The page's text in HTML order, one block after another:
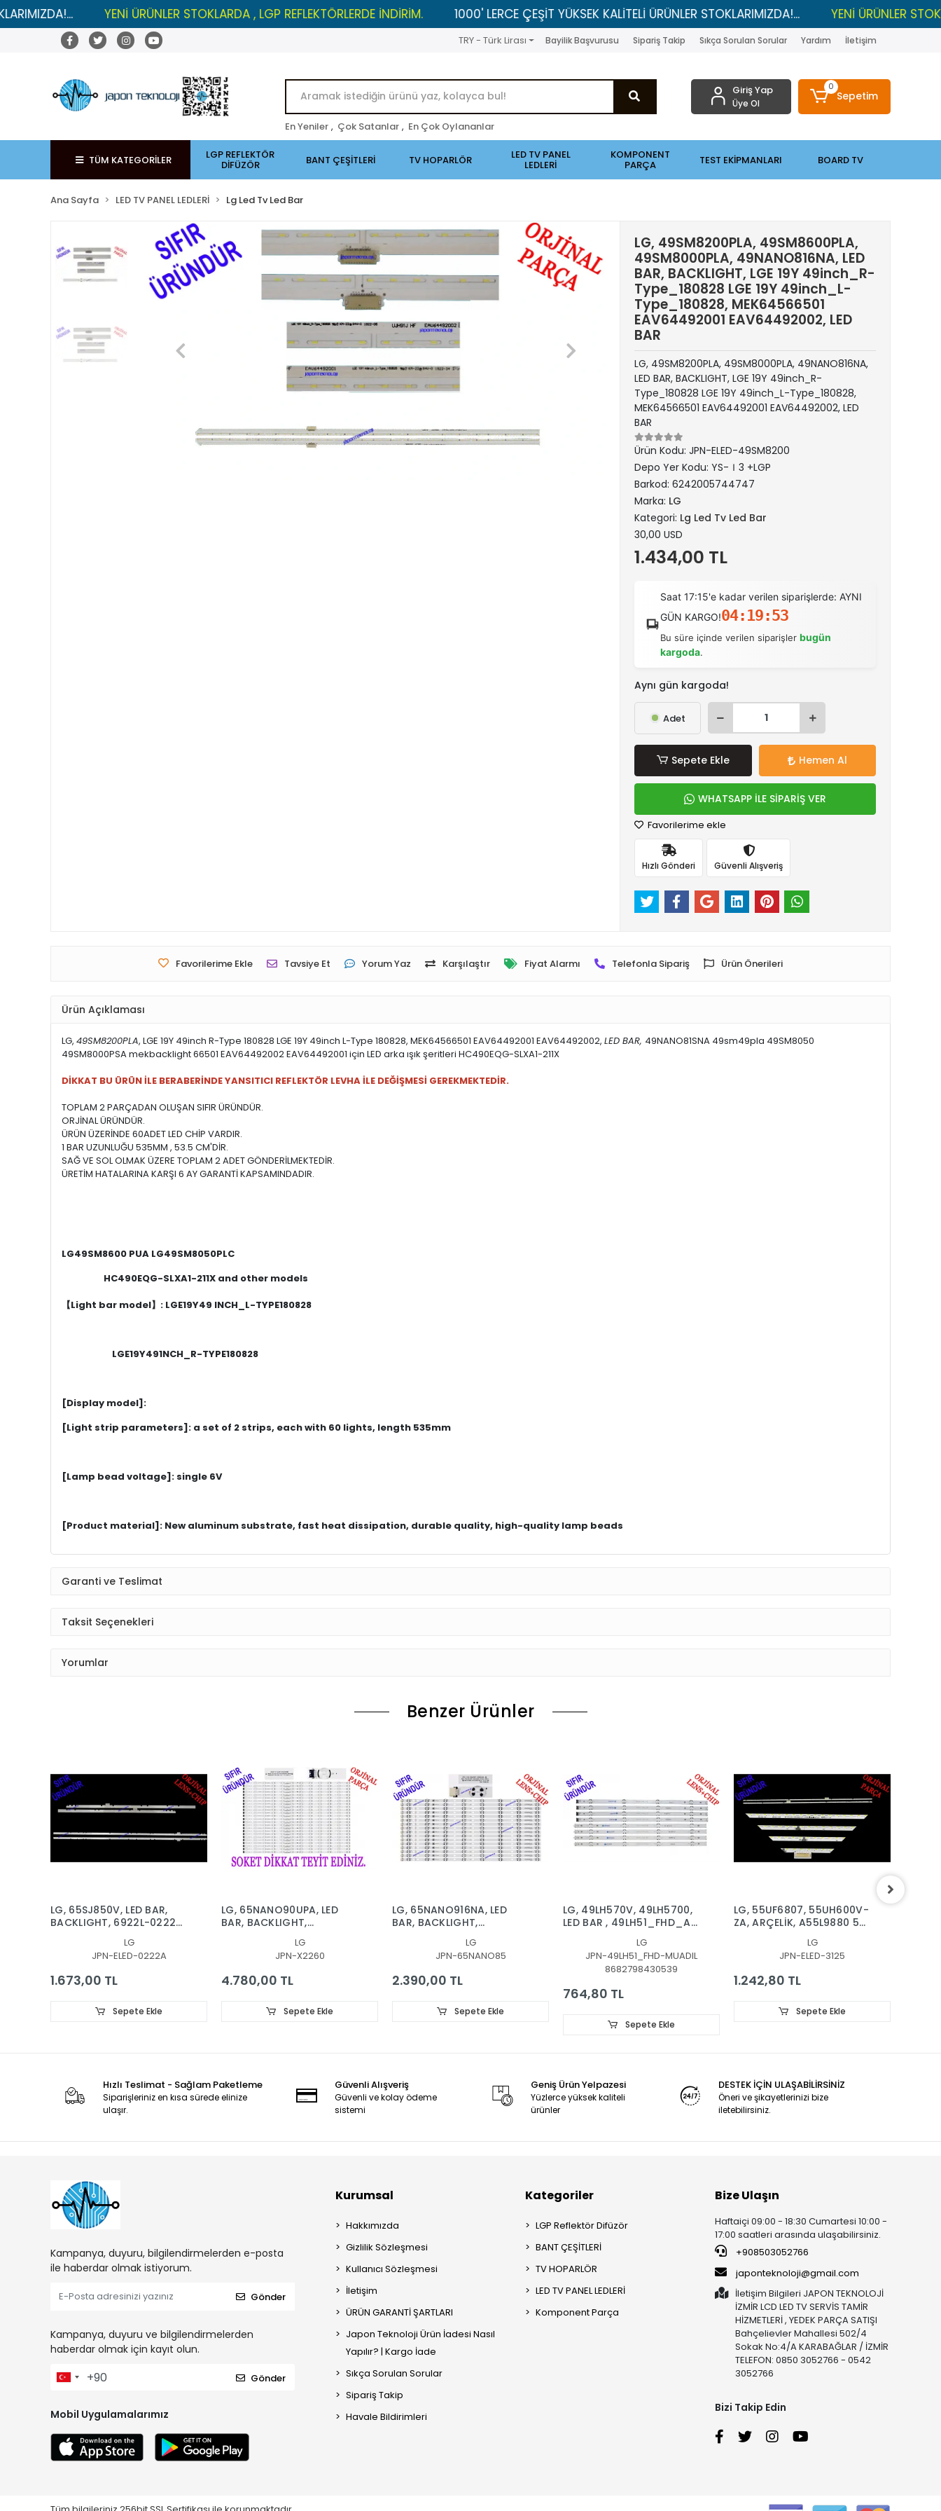
YENİ ÜRÜNLER STOKLARDA , LGP REFLEKTÖRLERDE İNDİRİM. 1000' LERCE ÇEŞİT YÜKSEK KALİTELİ ÜRÜNLER STOKLARIMIZDA!... YENİ ÜRÜNLER STOKLARDA ,
TRY - Türk Lirası Bayilik Başvurusu Sipariş Takip Sıkça Sorulan Sorular Yardım İletişim
En Yeniler , Çok Satanlar , En Çok Oylananlar
Giriş Yap
Üye Ol
0
Sepetim
TÜM KATEGORİLER LGP REFLEKTÖR
DİFÜZÖR BANT ÇEŞİTLERİ TV HOPARLÖR LED TV PANEL
LEDLERİ
KOMPONENT
PARÇA TEST EKİPMANLARI BOARD TV
Ana Sayfa LED TV PANEL LEDLERİ Lg Led Tv Led Bar
LG, 49SM8200PLA, 49SM8600PLA,
49SM8000PLA, 49NANO816NA, LED
BAR, BACKLIGHT, LGE 19Y 49inch_R-
Type_180828 LGE 19Y 49inch_L-
Type_180828, MEK64566501
EAV64492001 EAV64492002, LED
BAR
LG, 49SM8200PLA, 49SM8000PLA, 49NANO816NA,
LED BAR, BACKLIGHT, LGE 19Y 49inch_R-
Type_180828 LGE 19Y 49inch_L-Type_180828,
MEK64566501 EAV64492001 EAV64492002, LED
BAR
Ürün Kodu: JPN-ELED-49SM8200
Depo Yer Kodu: YS-Ｉ3 +LGP
Barkod: 6242005744747
Marka: LG
Kategori: Lg Led Tv Led Bar
30,00 USD
1.434,00 TL
Saat 17:15'e kadar verilen siparişlerde: AYNI
GÜN KARGO!04:19:52
Bu süre içinde verilen siparişler bugün
kargoda.
Aynı gün kargoda!
Adet
Sepete Ekle Hemen Al
WHATSAPP İLE SİPARİŞ VER
Favorilerime ekle
Hızlı Gönderi Güvenli Alışveriş
Favorilerime Ekle Tavsiye Et Yorum Yaz Karşılaştır Fiyat Alarmı Telefonla Sipariş Ürün Önerileri
Ürün Açıklaması
LG, 49SM8200PLA, LGE 19Y 49inch R-Type 180828 LGE 19Y 49inch L-Type 180828, MEK64566501 EAV64492001 EAV64492002, LED BAR, 49NANO81SNA 49sm49pla 49SM8050
49SM8000PSA mekbacklight 66501 EAV64492002 EAV64492001 için LED arka ışık şeritleri HC490EQG-SLXA1-211X
DİKKAT BU ÜRÜN İLE BERABERİNDE YANSITICI REFLEKTÖR LEVHA İLE DEĞİŞMESİ GEREKMEKTEDİR.
TOPLAM 2 PARÇADAN OLUŞAN SIFIR ÜRÜNDÜR.
ORJİNAL ÜRÜNDÜR.
ÜRÜN ÜZERİNDE 60ADET LED CHİP VARDIR.
1 BAR UZUNLUĞU 535MM , 53.5 CM'DİR.
SAĞ VE SOL OLMAK ÜZERE TOPLAM 2 ADET GÖNDERİLMEKTEDİR.
ÜRETİM HATALARINA KARŞI 6 AY GARANTİ KAPSAMINDADIR.
LG49SM8600 PUA LG49SM8050PLC
HC490EQG-SLXA1-211X and other models
【Light bar model】: LGE19Y49 INCH_L-TYPE180828
LGE19Y491NCH_R-TYPE180828
[Display model]:
[Light strip parameters]: a set of 2 strips, each with 60 lights, length 535mm
[Lamp bead voltage]: single 6V
[Product material]: New aluminum substrate, fast heat dissipation, durable quality, high-quality lamp beads
Garanti ve Teslimat
Taksit Seçenekleri
Yorumlar
Benzer Ürünler
LG, 65SJ850V, LED BAR,
BACKLIGHT, 6922L-0222A,
65'' V17 AS1 2879, 2873
LG
JPN-ELED-0222A
1.673,00 TL
Sepete Ekle
LG, 65NANO90UPA, LED
BAR, BACKLIGHT,
SSC_Y21_SlimDRT_65NANO90
LG
JPN-X2260
4.780,00 TL
Sepete Ekle
LG, 65NANO916NA, LED
BAR, BACKLIGHT,
LG
JPN-65NANO85
2.390,00 TL
Sepete Ekle
LG, 49LH570V, 49LH5700,
LED BAR , 49LH51_FHD_A,
SSC_49inch_FHD_A_REV00_150924,
SSC 49inch
FHD_B_REV00
LG
JPN-49LH51_FHD-MUADIL
8682798430539
764,80 TL
Sepete Ekle
LG, 55UF6807, 55UH600V-
ZA, ARÇELİK, A55L9880 5S,
6916L3126B, 6916L3125B,
6922L-0249A
LG
JPN-ELED-3125
1.242,80 TL
Sepete Ekle
Hızlı Teslimat - Sağlam Paketleme
Siparişleriniz en kısa sürede elinize
ulaşır.
Güvenli Alışveriş
Güvenli ve kolay ödeme
sistemi
Geniş Ürün Yelpazesi
Yüzlerce yüksek kaliteli
ürünler
DESTEK İÇİN ULAŞABİLİRSİNİZ
Öneri ve şikayetlerinizi bize
iletebilirsiniz.
Kampanya, duyuru, bilgilendirmelerden e-posta
ile haberdar olmak istiyorum.
Gönder
Kampanya, duyuru ve bilgilendirmelerden
haberdar olmak için kayıt olun.
Gönder
Mobil Uygulamalarımız
Kurumsal
Hakkımızda
Gizlilik Sözleşmesi
Kullanıcı Sözleşmesi
İletişim
ÜRÜN GARANTİ ŞARTLARI
Japon Teknoloji Ürün İadesi Nasıl
Yapılır? | Kargo İade
Sıkça Sorulan Sorular
Sipariş Takip
Havale Bildirimleri
Kategoriler
LGP Reflektör Difüzör
BANT ÇEŞİTLERİ
TV HOPARLÖR
LED TV PANEL LEDLERİ
Komponent Parça
Bize Ulaşın
Haftaiçi 09:00 - 18:30 Cumartesi 10:00 -
17:00 saatleri arasında ulaşabilirsiniz.
+908503052766
japonteknoloji@gmail.com
İletişim Bilgileri JAPON TEKNOLOJİ
İZMİR LCD LED TV SERVİS TAMİR
HİZMETLERİ , YEDEK PARÇA SATIŞI
Bahçelievler Mahallesi 502/4
Sokak No:4/A KARABAĞLAR / İZMİR
TELEFON: 0850 3052766 - 0542
3052766
Bizi Takip Edin